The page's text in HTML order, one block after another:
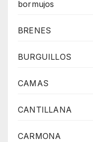
bormujos
BRENES
BURGUILLOS
CAMAS
CANTILLANA
CARMONA